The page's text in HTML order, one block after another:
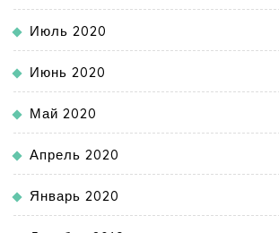
Июль 2020
Июнь 2020
Май 2020
Апрель 2020
Январь 2020